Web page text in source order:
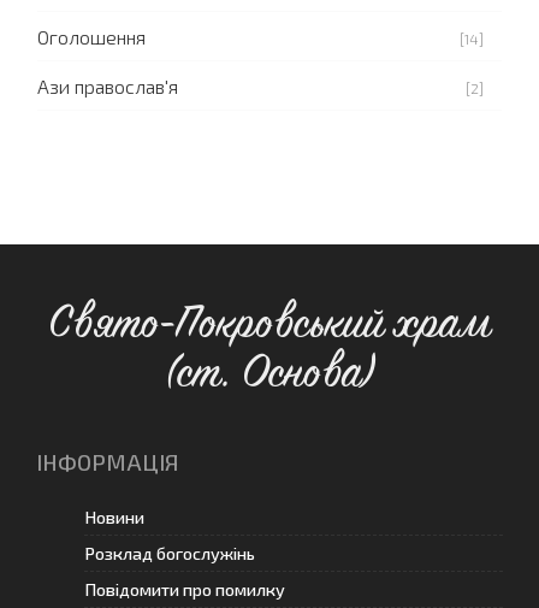
Оголошення [14]
Ази православ'я [2]
Свято-Покровський храм
(ст. Основа)
ІНФОРМАЦІЯ
Новини
Розклад богослужінь
Повідомити про помилку